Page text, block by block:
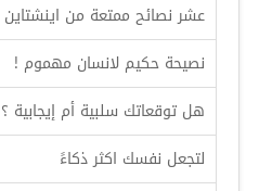
عشر نصائح ممتعة من اينشتاين
نصيحة حكيم لانسان مهموم !
هل توقعاتك سلبية أم إيجابية ؟
لتجعل نفسك اكثر ذكاءً